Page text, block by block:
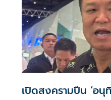
เปิดสงครามปืน ‘อ